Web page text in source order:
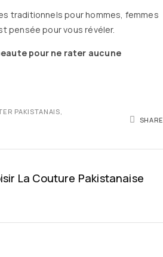
traditionnels pour hommes, femmes
pensée pour vous révéler.
pour ne rater aucune
PAKISTANAIS
SHARE
La Couture Pakistanaise